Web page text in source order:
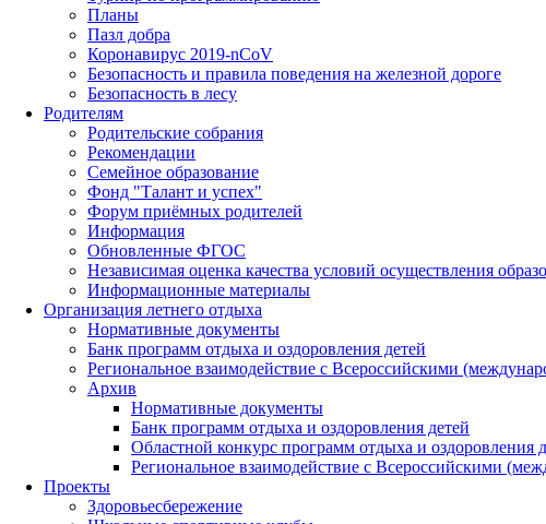
Планы
Пазл добра
Коронавирус 2019-nCoV
Безопасность и правила поведения на железной дороге
Безопасность в лесу
Родителям
Родительские собрания
Рекомендации
Семейное образование
Фонд "Талант и успех"
Форум приёмных родителей
Информация
Обновленные ФГОС
Независимая оценка качества условий осуществления
Информационные материалы
Организация летнего отдыха
Нормативные документы
Банк программ отдыха и оздоровления детей
Региональное взаимодействие с Всероссийскими
Архив
Нормативные документы
Банк программ отдыха и оздоровления детей
Областной конкурс программ отдыха и оздоровления
Региональное взаимодействие с Всероссийскими
Проекты
Здоровьесбережение